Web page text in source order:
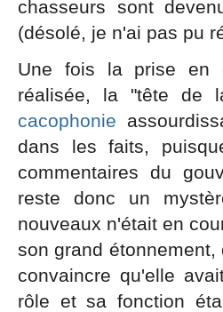
chasseurs sont
(désolé, je n'ai pas pu
Une fois la prise en
réalisée, la "tête de
cacophonie
dans les faits,
commentaires du
reste donc un
nouveaux n'était en
son grand
convaincre qu'elle
rôle et sa fonction